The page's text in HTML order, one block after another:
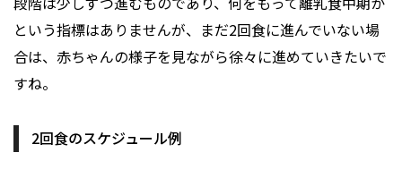
という指標はありませんが、まだ2回食に進んでいない場
合は、赤ちゃんの様子を見ながら徐々に進めていきたいで
すね。
2回食のスケジュール例